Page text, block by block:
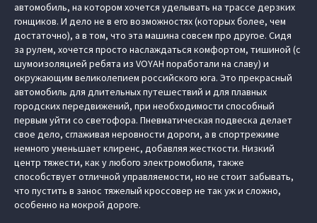
автомобиль, на котором хочется уделывать на трассе дерзких
гонщиков. И дело не в его возможностях (которых более, чем
достаточно), а в том, что эта машина совсем про другое. Сидя
за рулем, хочется просто наслаждаться комфортом, тишиной (с
шумоизоляцией ребята из VOYAH поработали на славу) и
окружающим великолепием российского юга. Это прекрасный
автомобиль для длительных путешествий и для плавных
городских передвижений, при необходимости способный
первым уйти со светофора. Пневматическая подвеска делает
свое дело, сглаживая неровности дороги, а в спортрежиме
немного уменьшает клиренс, добавляя жесткости. Низкий
центр тяжести, как у любого электромобиля, также
способствует отличной управляемости, но не стоит забывать,
что пустить в занос тяжелый кроссовер не так уж и сложно,
особенно на мокрой дороге.